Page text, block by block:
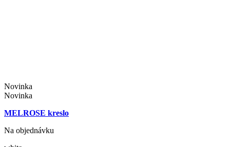
Novinka
Novinka
MELROSE kreslo
Na objednávku